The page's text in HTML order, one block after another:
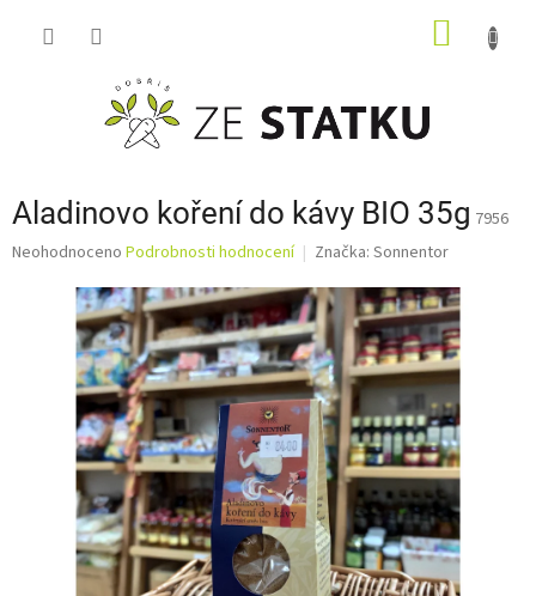
Aladinovo koření do kávy BIO 35g 7956
Průměrné
produktu
hvězdiček.
Neohodnoceno Podrobnosti hodnocení Značka: Sonnentor